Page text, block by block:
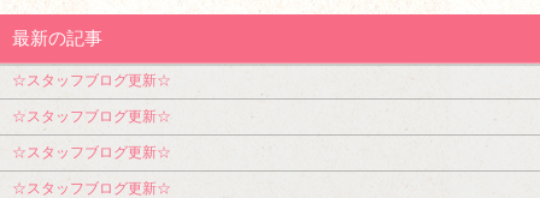
最新の記事
☆スタッフブログ更新☆
☆スタッフブログ更新☆
☆スタッフブログ更新☆
☆スタッフブログ更新☆